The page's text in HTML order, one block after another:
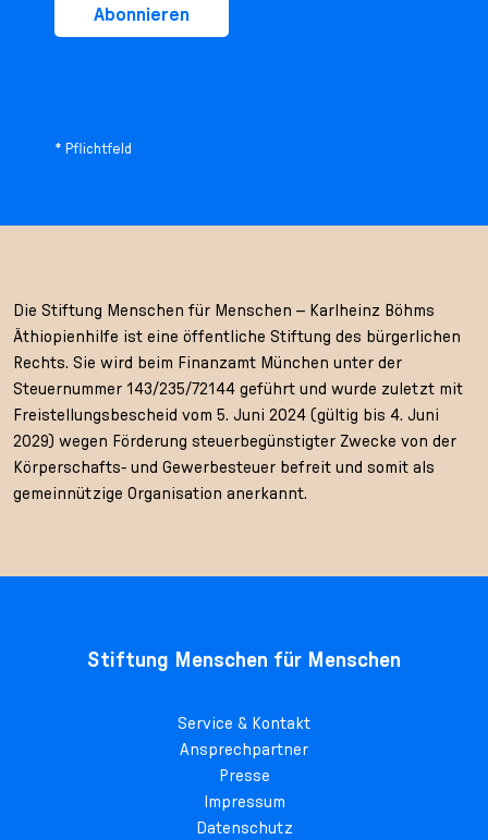
Abonnieren
* Pflichtfeld
Die Stiftung Menschen für Menschen – Karlheinz Böhms
Äthiopienhilfe ist eine öffentliche Stiftung des bürgerlichen
Rechts. Sie wird beim Finanzamt München unter der
Steuernummer 143/235/72144 geführt und wurde zuletzt mit
Freistellungsbescheid vom 5. Juni 2024 (gültig bis 4. Juni
2029) wegen Förderung steuerbegünstigter Zwecke von der
Körperschafts- und Gewerbesteuer befreit und somit als
gemeinnützige Organisation anerkannt.
Stiftung Menschen für Menschen
Service & Kontakt
Ansprechpartner
Presse
Impressum
Datenschutz